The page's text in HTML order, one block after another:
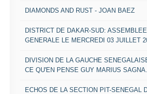
DIAMONDS AND RUST - JOAN BAEZ
DISTRICT DE DAKAR-SUD: ASSEMBLEE
GENERALE LE MERCREDI 03 JUILLET
DIVISION DE LA GAUCHE
CE QU'EN PENSE GUY MARIUS SAGNA.
ECHOS DE LA SECTION PIT-SENEGAL